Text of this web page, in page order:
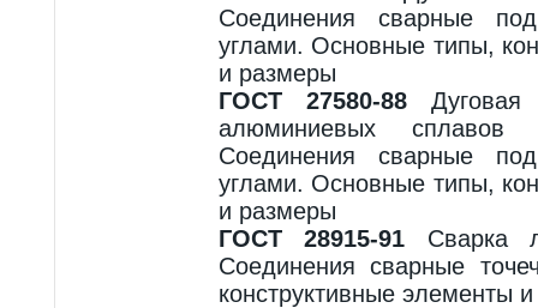
Соединения сварные
углами. Основные типы,
и размеры
ГОСТ 27580-88Дуговая
алюминиевых
Соединения сварные
углами. Основные типы,
и размеры
ГОСТ 28915-91 Сварка
Соединения сварные
конструктивные элементы